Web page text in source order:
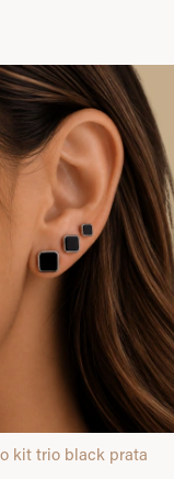
kit trio black prata